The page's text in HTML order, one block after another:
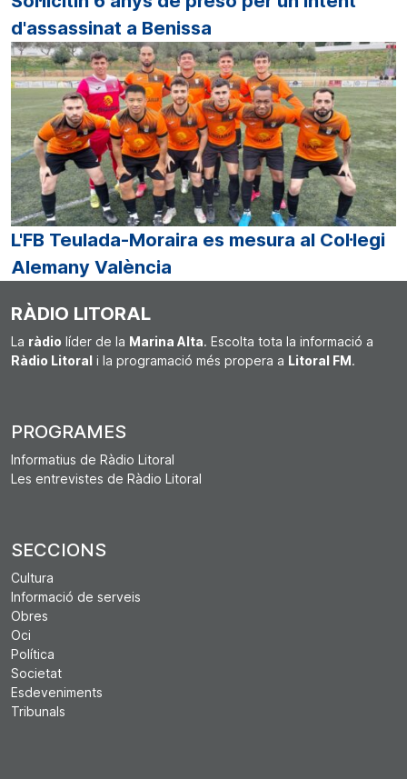
d'assassinat a Benissa
L'FB Teulada-Moraira es mesura al Col·legi
Alemany València
RÀDIO LITORAL
La ràdio líder de la Marina Alta. Escolta tota la informació a
Ràdio Litoral i la programació més propera a Litoral FM.
PROGRAMES
Informatius de Ràdio Litoral
Les entrevistes de Ràdio Litoral
SECCIONS
Cultura
Informació de serveis
Obres
Oci
Política
Societat
Esdeveniments
Tribunals